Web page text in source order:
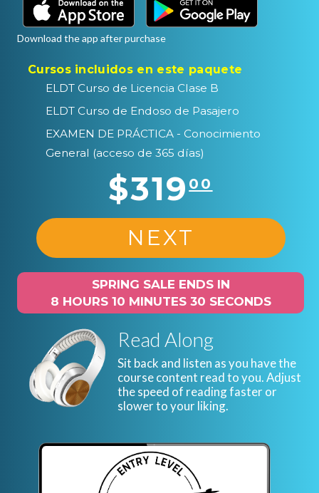
Download the app after purchase
Cursos incluidos en este paquete
ELDT Curso de Licencia Clase B
ELDT Curso de Endoso de Pasajero
EXAMEN DE PRÁCTICA - Conocimiento
General (acceso de 365 días)
$31900
NEXT
SPRING SALE ENDS IN
8 HOURS 10 MINUTES 29 SECONDS
Read Along
Sit back and listen as you have the
course content read to you. Adjust
the speed of reading faster or
slower to your liking.